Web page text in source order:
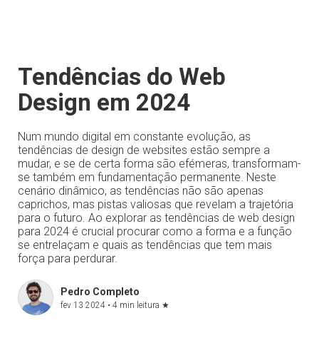
Tendências do Web
Design em 2024
Num mundo digital em constante evolução, as
tendências de design de websites estão sempre a
mudar, e se de certa forma são efémeras, transformam-
se também em fundamentação permanente. Neste
cenário dinâmico, as tendências não são apenas
caprichos, mas pistas valiosas que revelam a trajetória
para o futuro. Ao explorar as tendências de web design
para 2024 é crucial procurar como a forma e a função
se entrelaçam e quais as tendências que tem mais
força para perdurar.
Pedro Completo
fev 13 2024 • 4 min leitura ★